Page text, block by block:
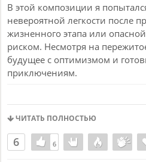
В этой композиции я
невероятной легкости после
жизненного этапа или
риском. Несмотря на
будущее с оптимизмом и
приключениям.
ЧИТАТЬ ПОЛНОСТЬЮ
6 6
6